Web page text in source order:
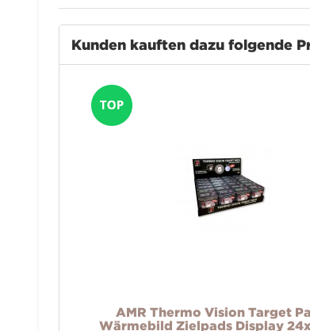
Kunden kauften dazu folgende
AMR Thermo Vision Target
Wärmebild Zielpads Display